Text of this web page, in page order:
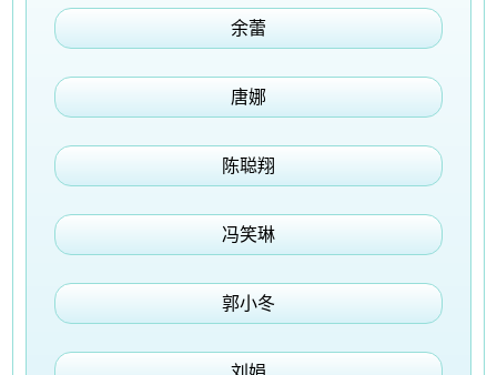
余蕾
唐娜
陈聪翔
冯笑琳
郭小冬